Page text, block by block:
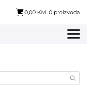
0,00 KM 0 proizvoda